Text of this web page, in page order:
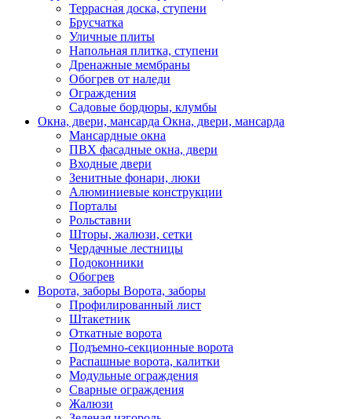
Террасная доска, ступени
Брусчатка
Уличные плиты
Напольная плитка, ступени
Дренажные мембраны
Обогрев от наледи
Ограждения
Садовые бордюры, клумбы
Окна, двери, мансарда Окна, двери, мансарда
Мансардные окна
ПВХ фасадные окна, двери
Входные двери
Зенитные фонари, люки
Алюминиевые конструкции
Порталы
Рольставни
Шторы, жалюзи, сетки
Чердачные лестницы
Подоконники
Обогрев
Ворота, заборы Ворота, заборы
Профилированный лист
Штакетник
Откатные ворота
Подъемно-секционные ворота
Распашные ворота, калитки
Модульные ограждения
Сварные ограждения
Жалюзи